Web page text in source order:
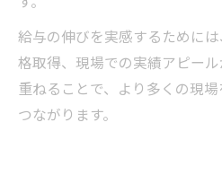
給与の伸びを実感するために
格取得、現場での実績アピー
重ねることで、より多くの現
つながります。